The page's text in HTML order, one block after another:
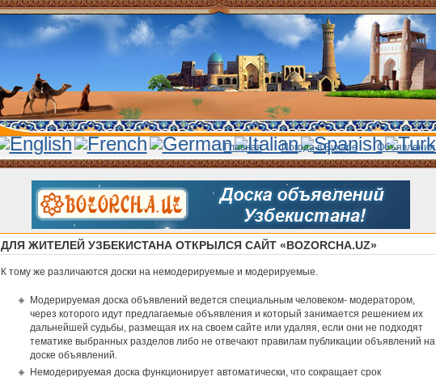
Главная Погода в Бухаре Объявления
ДЛЯ ЖИТЕЛЕЙ УЗБЕКИСТАНА ОТКРЫЛСЯ САЙТ «BOZORCHA.UZ»
К тому же различаются доски на немодерируемые и модерируемые.
Модерируемая доска объявлений ведется специальным человеком- модератором,
через которого идут предлагаемые объявления и который занимается решением их
дальнейшей судьбы, размещая их на своем сайте или удаляя, если они не подходят
тематике выбранных разделов либо не отвечают правилам публикации объявлений на
доске объявлений.
Немодерируемая доска функционирует автоматически, что сокращает срок